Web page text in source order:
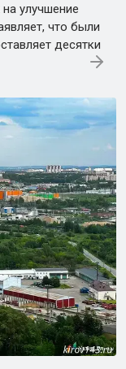
улучшение
что были
десятки